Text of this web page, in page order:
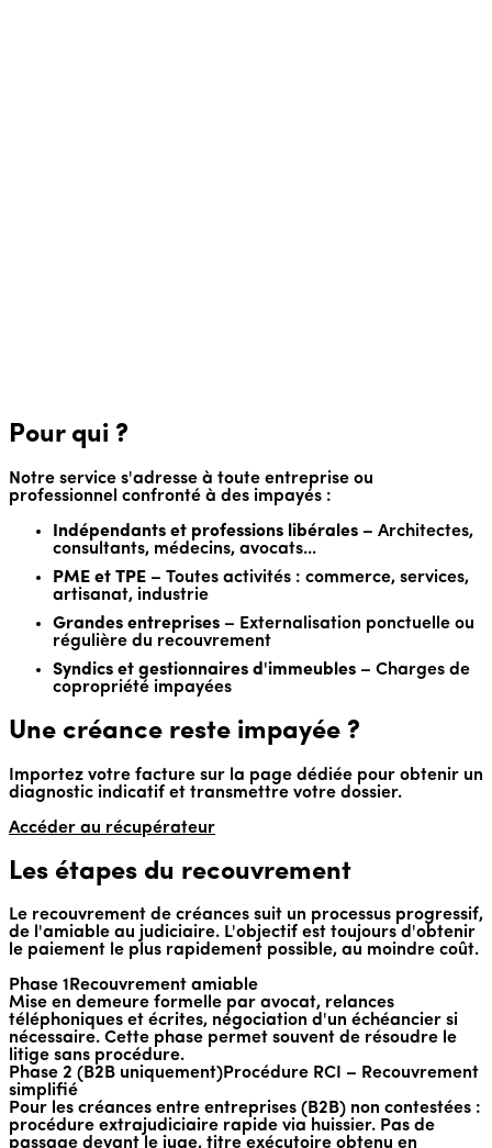
Pour qui ?
Notre service s'adresse à toute entreprise ou
professionnel confronté à des impayés :
Indépendants et professions libérales – Architectes,
consultants, médecins, avocats...
PME et TPE – Toutes activités : commerce, services,
artisanat, industrie
Grandes entreprises – Externalisation ponctuelle ou
régulière du recouvrement
Syndics et gestionnaires d'immeubles – Charges de
copropriété impayées
Une créance reste impayée ?
Importez votre facture sur la page dédiée pour obtenir un
diagnostic indicatif et transmettre votre dossier.
Accéder au récupérateur
Les étapes du recouvrement
Le recouvrement de créances suit un processus progressif,
de l'amiable au judiciaire. L'objectif est toujours d'obtenir
le paiement le plus rapidement possible, au moindre coût.
Phase 1Recouvrement amiable
Mise en demeure formelle par avocat, relances
téléphoniques et écrites, négociation d'un échéancier si
nécessaire. Cette phase permet souvent de résoudre le
litige sans procédure.
Phase 2 (B2B uniquement)Procédure RCI – Recouvrement
simplifié
Pour les créances entre entreprises (B2B) non contestées :
procédure extrajudiciaire rapide via huissier. Pas de
passage devant le juge, titre exécutoire obtenu en